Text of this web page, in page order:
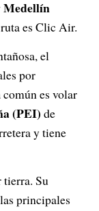
Medellín
es Clic Air.
el
por
es volar
(PEI) de
y tiene
tierra. Su
principales